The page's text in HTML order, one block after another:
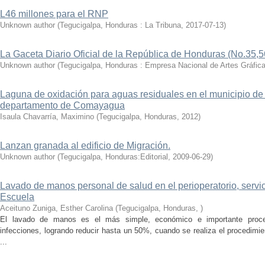
L46 millones para el RNP
Unknown author (Tegucigalpa, Honduras : La Tribuna, 2017-07-13)
La Gaceta Diario Oficial de la República de Honduras
Unknown author (Tegucigalpa, Honduras : Empresa Nacional de Artes
Laguna de oxidación para aguas residuales en el municipio
departamento de Comayagua
Isaula Chavarría, Maximino (Tegucigalpa, Honduras, 2012)
Lanzan granada al edificio de Migración.
Unknown author (Tegucigalpa, Honduras:Editorial , 2009-06-29)
Lavado de manos personal de salud en el perioperatorio,
Escuela
Aceituno Zuniga, Esther Carolina (Tegucigalpa, Honduras, )
El lavado de manos es el más simple, económico e importante
infecciones, logrando reducir hasta un 50%, cuando se realiza el
...